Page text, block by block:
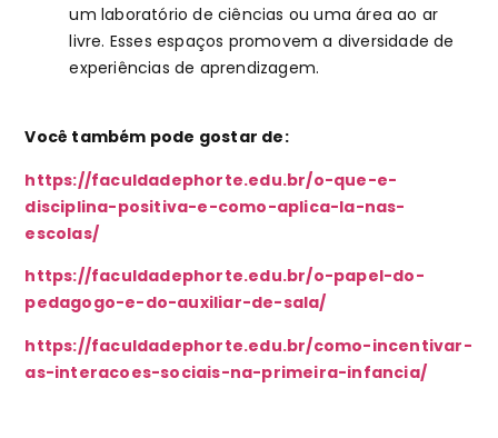
um laboratório de ciências ou uma área ao ar
livre. Esses espaços promovem a diversidade de
experiências de aprendizagem.
Você também pode gostar de:
https://faculdadephorte.edu.br/o-que-e-
disciplina-positiva-e-como-aplica-la-nas-
escolas/
https://faculdadephorte.edu.br/o-papel-do-
pedagogo-e-do-auxiliar-de-sala/
https://faculdadephorte.edu.br/como-incentivar-
as-interacoes-sociais-na-primeira-infancia/